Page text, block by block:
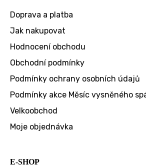
Doprava a platba
Jak nakupovat
Hodnocení obchodu
Obchodní podmínky
Podmínky ochrany osobních údajů
Podmínky akce Měsíc vysněného
Velkoobchod
Moje objednávka
E-SHOP